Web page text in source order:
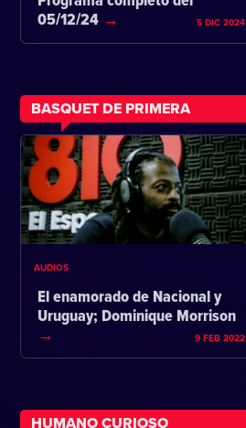
05/12/24
5 DIC 2024
BASQUET DE PRIMERA
AUDIOS
El enamorado de Nacional y
Uruguay; Dominique Morrison
9 FEB 2022
HUMANO CURIOSO